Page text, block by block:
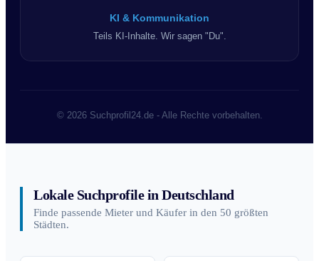
KI & Kommunikation
Teils KI-Inhalte. Wir sagen "Du".
© 2026 Suchprofil24.de - Alle Rechte vorbehalten.
Lokale Suchprofile in Deutschland
Finde passende Mieter und Käufer in den 50 größten
Städten.